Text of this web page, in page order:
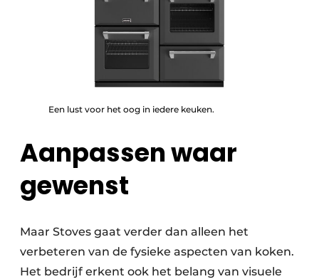
Een lust voor het oog in iedere keuken.
Aanpassen waar
gewenst
Maar Stoves gaat verder dan alleen het
verbeteren van de fysieke aspecten van koken.
Het bedrijf erkent ook het belang van visuele